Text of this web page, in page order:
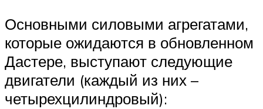
Основными силовыми агрегатами,
которые ожидаются в обновленном
Дастере, выступают следующие
двигатели (каждый из них –
четырехцилиндровый):